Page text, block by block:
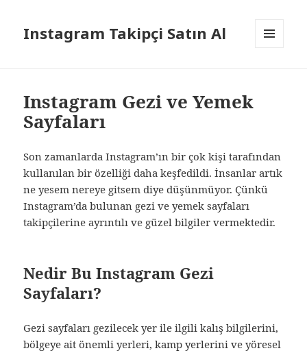
Instagram Takipçi Satın Al
Instagram Gezi ve Yemek
Sayfaları
Son zamanlarda Instagram’ın bir çok kişi tarafından
kullanılan bir özelliği daha keşfedildi. İnsanlar artık
ne yesem nereye gitsem diye düşünmüyor. Çünkü
Instagram’da bulunan gezi ve yemek sayfaları
takipçilerine ayrıntılı ve güzel bilgiler vermektedir.
Nedir Bu Instagram Gezi
Sayfaları?
Gezi sayfaları gezilecek yer ile ilgili kalış bilgilerini,
bölgeye ait önemli yerleri, kamp yerlerini ve yöresel